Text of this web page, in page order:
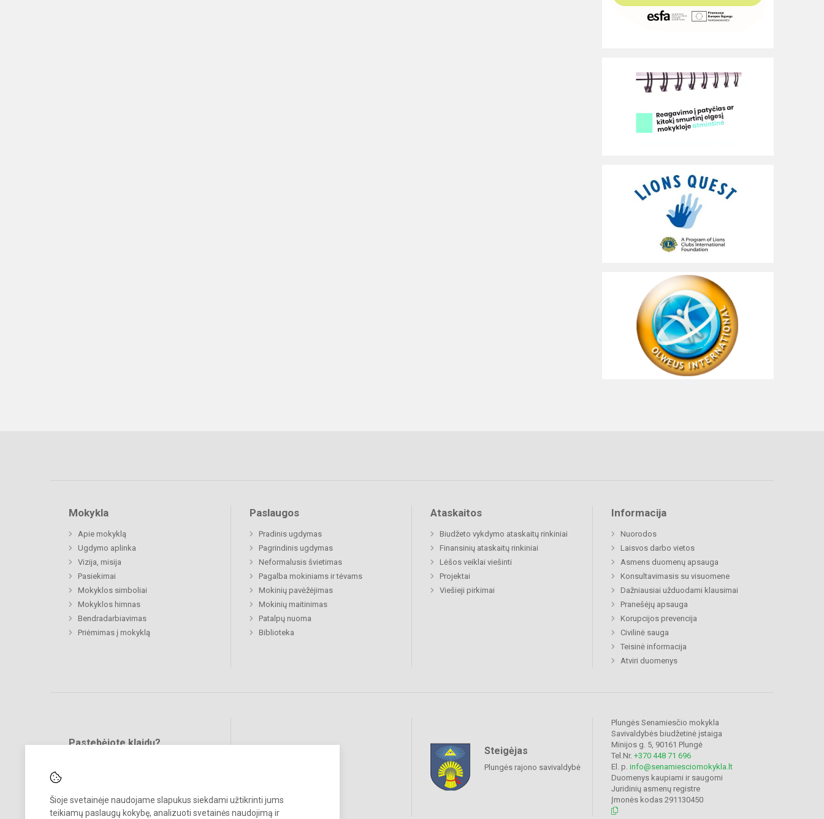
Šioje svetainėje naudojame slapukus siekdami užtikrinti jums
teikiamų paslaugų kokybę, analizuoti svetainės naudojimą ir
Mokykla
Apie mokyklą
Ugdymo aplinka
Vizija, misija
Pasiekimai
Mokyklos simboliai
Mokyklos himnas
Bendradarbiavimas
Priėmimas į mokyklą
Paslaugos
Pradinis ugdymas
Pagrindinis ugdymas
Neformalusis švietimas
Pagalba mokiniams ir tėvams
Mokinių pavėžėjimas
Mokinių maitinimas
Patalpų nuoma
Biblioteka
Ataskaitos
Biudžeto vykdymo ataskaitų rinkiniai
Finansinių ataskaitų rinkiniai
Lėšos veiklai viešinti
Projektai
Viešieji pirkimai
Informacija
Nuorodos
Laisvos darbo vietos
Asmens duomenų apsauga
Konsultavimasis su visuomene
Dažniausiai užduodami klausimai
Pranešėjų apsauga
Korupcijos prevencija
Civilinė sauga
Teisinė informacija
Atviri duomenys
Pastebėjote klaidų?
Steigėjas
Plungės rajono savivaldybė
Plungės Senamiesčio mokykla
Savivaldybės biudžetinė įstaiga
Minijos g. 5, 90161 Plungė
Tel.Nr. +370 448 71 696
El. p. info@senamiesciomokykla.lt
Duomenys kaupiami ir saugomi
Juridinių asmenų registre
Įmonės kodas 291130450